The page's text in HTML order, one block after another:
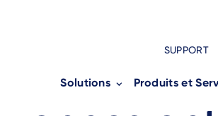
SUPPORT
Solutions Produits et
paiement